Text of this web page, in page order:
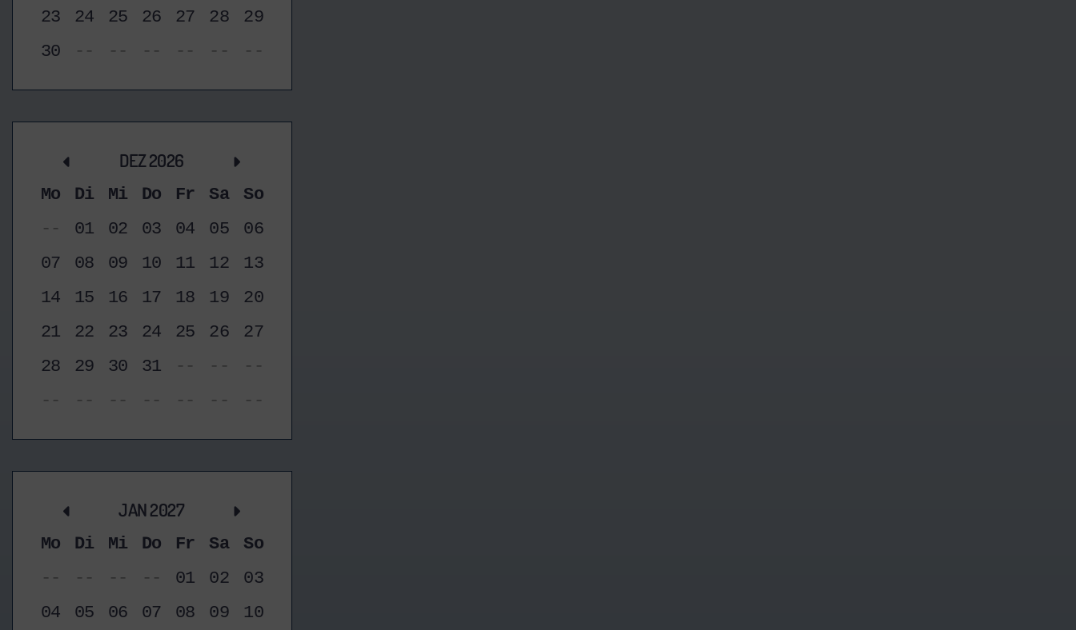
23
24 25 26 27 28
29
30
-- -- -- -- -- --
DEZ 2026
Mo Di Mi Do Fr Sa
So
--
01 02 03 04 05
06
07
08 09 10 11 12
13
14
15 16 17 18 19
20
21
22 23 24 25 26
27
28
29 30 31 -- --
--
--
-- -- -- -- -- --
JAN 2027
Mo Di Mi Do Fr Sa
So
--
-- -- -- 01 02
03
04
05 06 07 08 09 10